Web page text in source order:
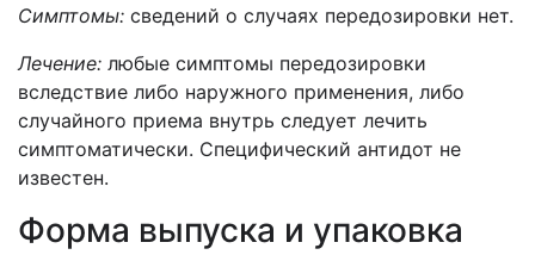
Симптомы: сведений о случаях передозировки нет.
Лечение: любые симптомы передозировки
вследствие либо наружного применения, либо
случайного приема внутрь следует лечить
симптоматически. Специфический антидот не
известен.
Форма выпуска и упаковка